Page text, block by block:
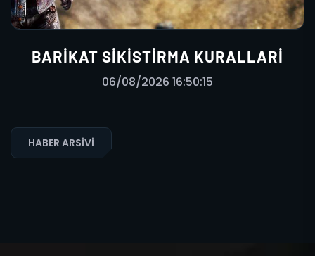
BARIKAT SIKISTIRMA KURALLARI
06/08/2026 16:50:15
HABER ARSIVI